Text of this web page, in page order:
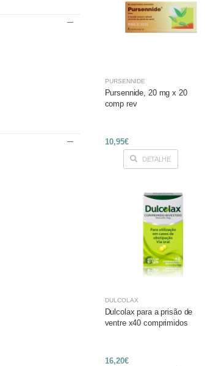
PURSENNIDE
Pursennide, 20 mg x 20
comp rev
10,95€
DETALHE
DULCOLAX
Dulcolax para a prisão de
ventre x40 comprimidos
16,20€